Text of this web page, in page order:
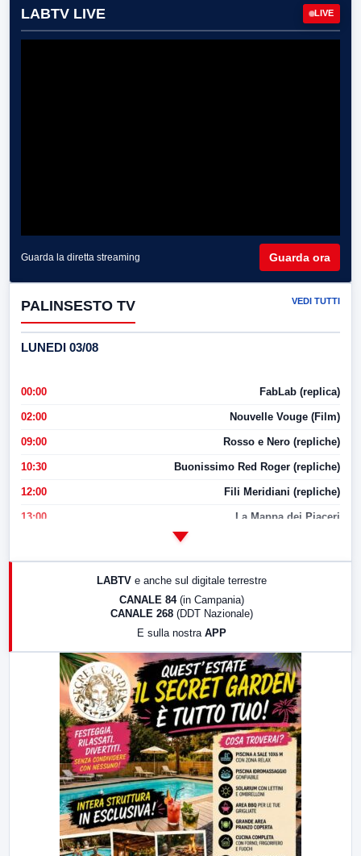
LABTV LIVE LIVE
Guarda la diretta streaming Guarda ora
PALINSESTO TV VEDI TUTTI
LUNEDI 03/08
00:00 FabLab (replica)
02:00 Nouvelle Vouge (Film)
09:00 Rosso e Nero (repliche)
10:30 Buonissimo Red Roger (repliche)
12:00 Fili Meridiani (repliche)
13:00 La Mappa dei Piaceri
17:00 LabNews (replica)
LabNews (replica)
LABTV e anche sul digitale terrestre
CANALE 84 (in Campania)
CANALE 268 (DDT Nazionale)
E sulla nostra APP